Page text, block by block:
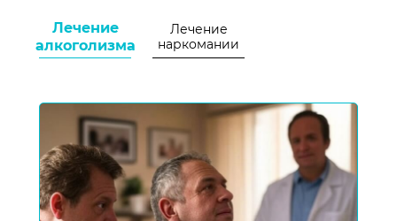
Лечение
алкоголизма
Лечение
наркомании